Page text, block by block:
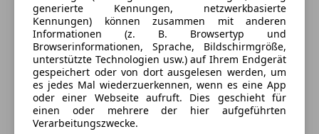
Einparkhilfe Sensoren vorne
Elektrische Fensterheber
Elektrische Seitenspiegel
Elektrische Sitze
Lederlenkrad
Lichtsensor
Lordosenstütze
Lackierung
Andere
Fahrzeugbeschreibung
Vorführwagen
generierte Kennungen, netzwerkbasierte
Kennungen) können zusammen mit anderen
Informationen (z. B. Browsertyp und
Browserinformationen, Sprache, Bildschirmgröße,
unterstützte Technologien usw.) auf Ihrem Endgerät
gespeichert oder von dort ausgelesen werden, um
es jedes Mal wiederzuerkennen, wenn es eine App
oder einer Webseite aufruft. Dies geschieht für
einen oder mehrere der hier aufgeführten
Verarbeitungszwecke.